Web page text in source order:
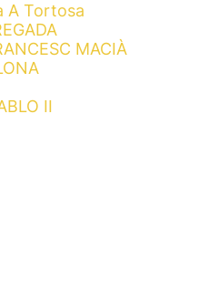
A Tortosa
MACIÀ
II